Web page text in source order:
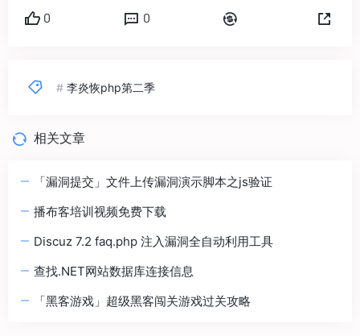
0 0
# 李炎恢php第二季
相关文章
「漏洞提交」文件上传漏洞演示脚本之js验证
播布客培训视频免费下载
Discuz 7.2 faq.php 注入漏洞全自动利用工具
查找.NET网站数据库连接信息
「黑客游戏」超级黑客闯关游戏过关攻略